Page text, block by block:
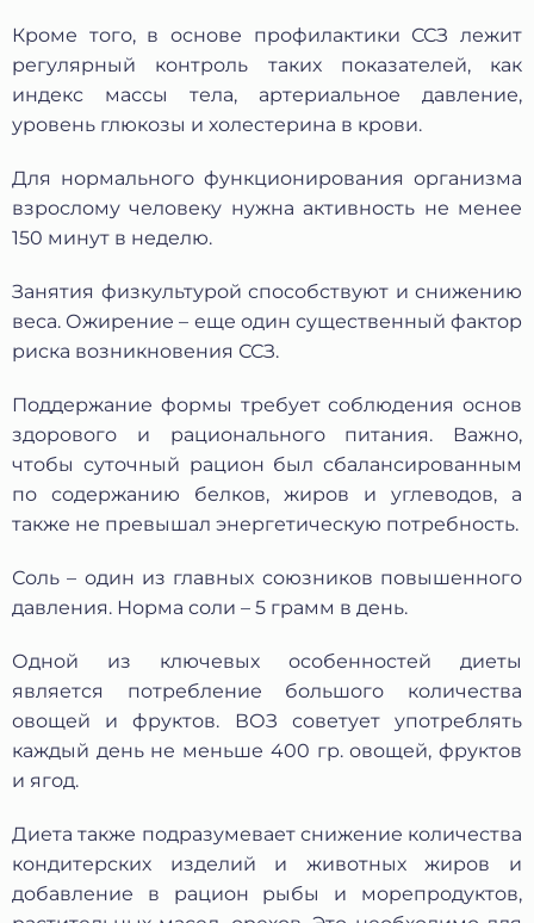
Кроме того, в основе профилактики ССЗ лежит
регулярный контроль таких показателей, как
индекс массы тела, артериальное давление,
уровень глюкозы и холестерина в крови.
Для нормального функционирования организма
взрослому человеку нужна активность не менее
150 минут в неделю.
Занятия физкультурой способствуют и снижению
веса. Ожирение – еще один существенный фактор
риска возникновения ССЗ.
Поддержание формы требует соблюдения основ
здорового и рационального питания. Важно,
чтобы суточный рацион был сбалансированным
по содержанию белков, жиров и углеводов, а
также не превышал энергетическую потребность.
Соль – один из главных союзников повышенного
давления. Норма соли – 5 грамм в день.
Одной из ключевых особенностей диеты
является потребление большого количества
овощей и фруктов. ВОЗ советует употреблять
каждый день не меньше 400 гр. овощей, фруктов
и ягод.
Диета также подразумевает снижение количества
кондитерских изделий и животных жиров и
добавление в рацион рыбы и морепродуктов,